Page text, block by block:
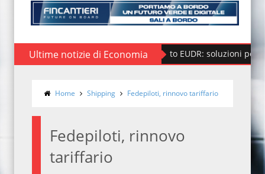
Ultime notizie di EconomiaRegolamento EUDR: soluzioni per la
Home Shipping Fedepiloti, rinnovo tariffario
Fedepiloti, rinnovo
tariffario